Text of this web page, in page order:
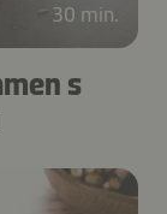
30 min.
s